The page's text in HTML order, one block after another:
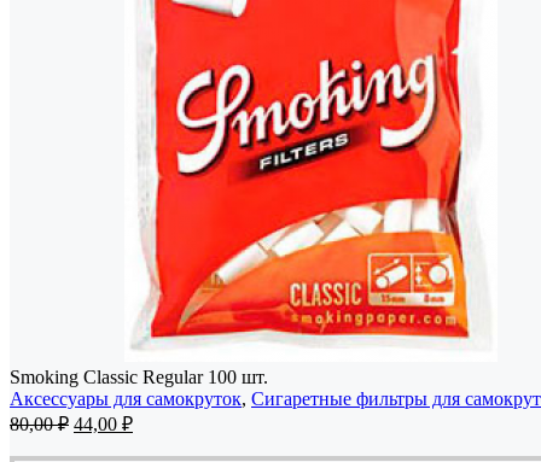
Smoking Classic Regular 100 шт.
Аксессуары для самокруток, Сигаретные фильтры для
80,00₽ Первоначальная
44,00 ₽Текущая